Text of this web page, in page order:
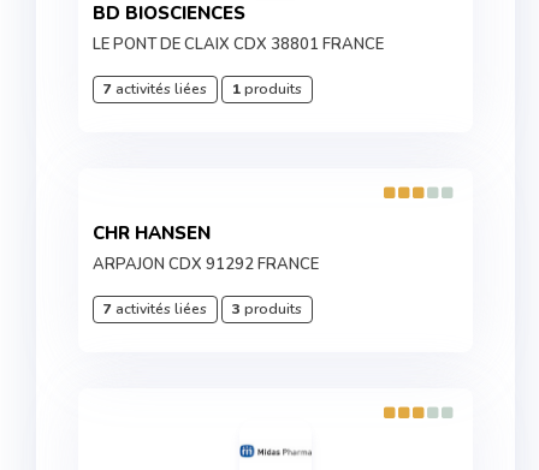
BD BIOSCIENCES
LE PONT DE CLAIX CDX 38801 FRANCE
7activités liées 1produits
CHR HANSEN
ARPAJON CDX 91292 FRANCE
7activités liées 3 produits